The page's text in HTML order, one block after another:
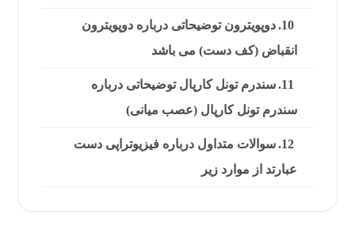
دوپویترون توضیحاتی درباره دوپویترون
انقباض (کف دست) می باشد
سندرم تونل کارپال توضیحاتی درباره
سندرم تونل کارپال (عصب میانی)
سوالات متداول درباره فیزیوتراپی دست
عبارتد از موارد زیر